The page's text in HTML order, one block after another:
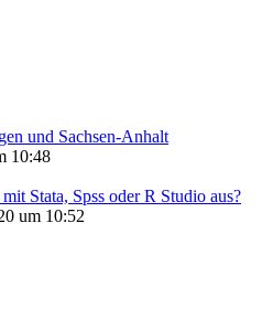
und Sachsen-Anhalt
10:48
Stata, Spss oder R Studio aus?
um 10:52